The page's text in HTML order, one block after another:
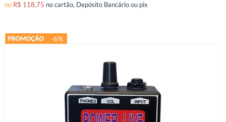
ou R$ 118,75 no cartão, Depósito Bancário ou pix
-6%